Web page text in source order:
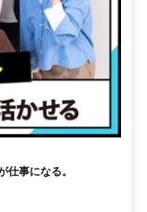
仕事になる。